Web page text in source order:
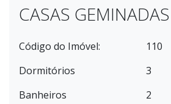
CASAS GEMINADAS
Código do Imóvel:
110
Dormitórios
3
Banheiros
2